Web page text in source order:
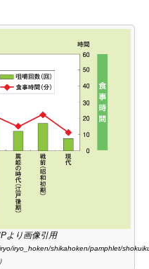
より画像引用
iryo_hoken/shikahoken/pamphlet/